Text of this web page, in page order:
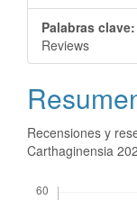
Palabras clave:
Reviews
Recensiones y
Carthaginensia